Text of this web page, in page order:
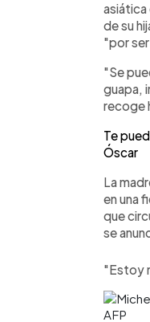
asiática
de su
"por
"Se
guapa,
recoge
Te
Óscar
La
en una
que
se
"Estoy